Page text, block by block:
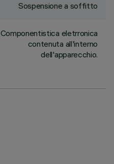
Sospensione a soffitto
Componentistica eletrronica
contenuta all'interno
dell'apparecchio.